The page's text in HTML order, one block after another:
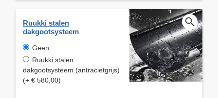
Ruukki stalen
dakgootsysteem
Geen
Ruukki stalen
dakgootsysteem (antracietgrijs)
(+ € 580,00)